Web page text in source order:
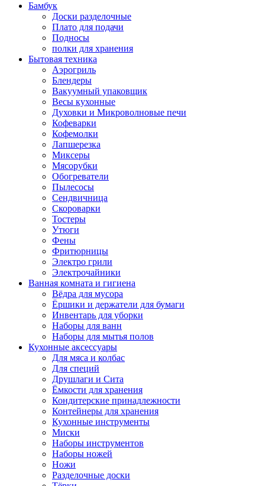
Бамбук
Доски разделочные
Плато для подачи
Подносы
полки для хранения
Бытовая техника
Аэрогриль
Блендеры
Вакуумный упаковщик
Весы кухонные
Духовки и Микроволновые печи
Кофеварки
Кофемолки
Лапшерезка
Миксеры
Мясорубки
Обогреватели
Пылесосы
Сендвичница
Скороварки
Тостеры
Утюги
Фены
Фритюрницы
Электро грили
Электрочайники
Ванная комната и гигиена
Вёдра для мусора
Ёршики и держатели для бумаги
Инвентарь для уборки
Наборы для ванн
Наборы для мытья полов
Кухонные аксессуары
Для мяса и колбас
Для специй
Друшлаги и Сита
Ёмкости для хранения
Кондитерские принадлежности
Контейнеры для хранения
Кухонные инструменты
Миски
Наборы инструментов
Наборы ножей
Ножи
Разделочные доски